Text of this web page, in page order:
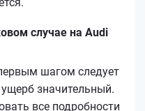
случае на Audi
шагом следует
значительный.
все подробности